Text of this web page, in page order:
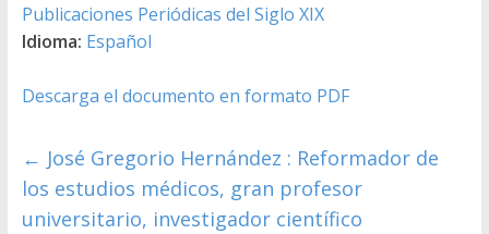
Publicaciones Periódicas del Siglo XIX
Idioma: Español
Descarga el documento en formato PDF
← José Gregorio Hernández : Reformador de
los estudios médicos, gran profesor
universitario, investigador científico